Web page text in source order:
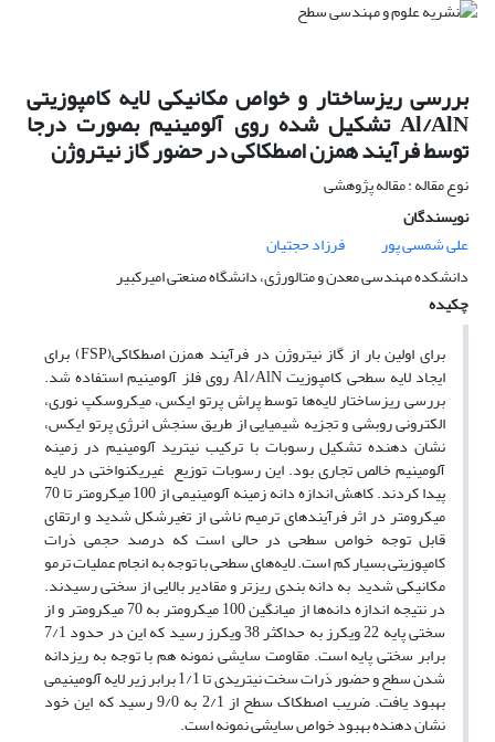
بررسی ریزساختار و خواص مکانیکی لایه کامپوزیتی
Al/AlN تشکیل شده روی آلومینیم بصورت درجا
توسط فرآیند همزن اصطکاکی در حضور گاز نیتروژن
نوع مقاله : مقاله پژوهشی
نویسندگان
علی شمسی پور
فرزاد حجتیان
دانشکده مهندسی معدن و متالورژی، دانشگاه صنعتی امیرکبیر
چکیده
برای اولین بار از گاز نیتروژن در فرآیند همزن اصطکاکی(FSP) برای
ایجاد لایه سطحی کامپوزیت Al/AlN روی فلز آلومینیم استفاده شد.
بررسی ریزساختار لایه‌ها توسط پراش پرتو ایکس، میکروسکپ نوری،
الکترونی روبشی و تجزیه شیمیایی از طریق سنجش انرژی پرتو ایکس،
نشان دهنده تشکیل رسوبات با ترکیب نیترید آلومینیم در زمینه
آلومینیم خالص تجاری بود. این رسوبات توزیع غیریکنواختی در لایه
پیدا کردند. کاهش اندازه دانه زمینه آلومینیمی از 100 میکرومتر تا 70
میکرومتر در اثر فرآیندهای ترمیم ناشی از تغیرشکل شدید و ارتقای
قابل توجه خواص سطحی در حالی است که درصد حجمی ذرات
کامپوزیتی بسیار کم است. لایه‌های سطحی با توجه به انجام عملیات ترمو
مکانیکی شدید به دانه بندی ریزتر و مقادیر بالایی از سختی رسیدند.
در نتیجه اندازه دانه‌ها از میانگین 100 میکرومتر به 70 میکرومتر و از
سختی پایه 22 ویکرز به حداکثر 38 ویکرز رسید که این در حدود 7/1
برابر سختی پایه است. مقاومت سایشی نمونه هم با توجه به ریزدانه
شدن سطح و حضور ذرات سخت نیتریدی تا 1/1 برابر زیر لایه آلومینیمی
بهبود یافت. ضریب اصطکاک سطح از 2/1 به 9/0 رسید که این خود
نشان دهنده بهبود خواص سایشی نمونه است.